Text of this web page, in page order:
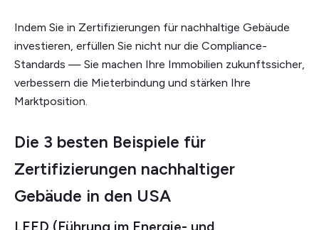
Indem Sie in Zertifizierungen für nachhaltige Gebäude
investieren, erfüllen Sie nicht nur die Compliance-
Standards — Sie machen Ihre Immobilien zukunftssicher,
verbessern die Mieterbindung und stärken Ihre
Marktposition.
Die 3 besten Beispiele für
Zertifizierungen nachhaltiger
Gebäude in den USA